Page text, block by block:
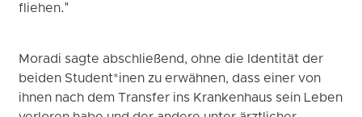
fliehen."
Moradi sagte abschließend, ohne die Identität der
beiden Student*inen zu erwähnen, dass einer von
ihnen nach dem Transfer ins Krankenhaus sein Leben